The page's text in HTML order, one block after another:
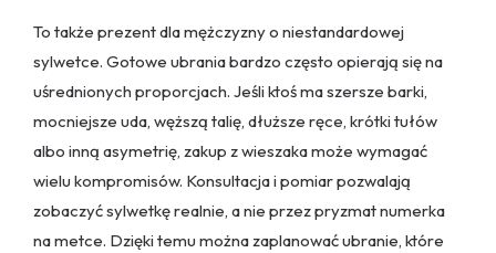
To także prezent dla mężczyzny o niestandardowej
sylwetce. Gotowe ubrania bardzo często opierają się na
uśrednionych proporcjach. Jeśli ktoś ma szersze barki,
mocniejsze uda, węższą talię, dłuższe ręce, krótki tułów
albo inną asymetrię, zakup z wieszaka może wymagać
wielu kompromisów. Konsultacja i pomiar pozwalają
zobaczyć sylwetkę realnie, a nie przez pryzmat numerka
na metce. Dzięki temu można zaplanować ubranie, które